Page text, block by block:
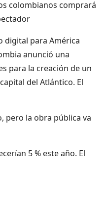
colombianos comprará
digital para América
anunció una
para la creación de un
del Atlántico. El
pero la obra pública va
5 % este año. El